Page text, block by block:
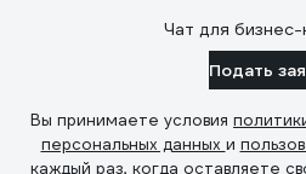
Чат для бизнес-
Подать
Вы принимаете условия
персональных данных и
каждый раз, когда оставляете